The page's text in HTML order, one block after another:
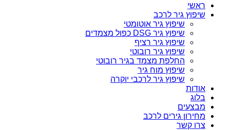
ראשי
שיפוץ גיר לרכב
שיפוץ גיר אוטומטי
שיפוץ גיר DSG כפול מצמדים
שיפוץ גיר רציף
שיפוץ גיר רובוטי
החלפת מצמד בגיר רובוטי
שיפוץ מוח גיר
שיפוץ גיר לרכבי יוקרה
אודות
בלוג
מבצעים
מחירון גירים לרכב
צרו קשר